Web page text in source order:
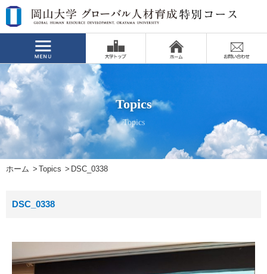
Topics
Topics
ホーム Topics DSC_0338
DSC_0338